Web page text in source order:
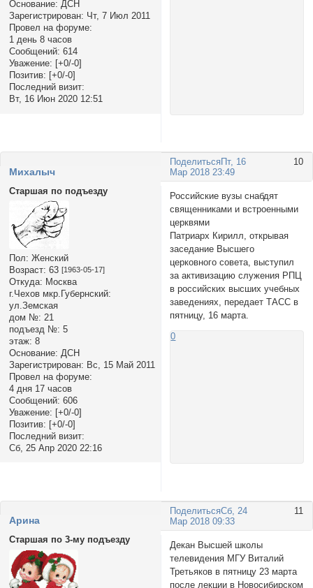
Основание: ДСН
Зарегистрирован: Чт, 7 Июл 2011
Провел на форуме:
1 день 8 часов
Сообщений: 614
Уважение: [+0/-0]
Позитив: [+0/-0]
Последний визит:
Вт, 16 Июн 2020 12:51
Поделиться 10
Пт, 16
Мар 2018 23:49
Михалыч
Старшая по подъезду
Пол: Женский
Возраст: 63 [1963-05-17]
Откуда: Москва
г.Чехов мкр.Губернский:
ул.Земская
дом №: 21
подъезд №: 5
этаж: 8
Основание: ДСН
Зарегистрирован: Вс, 15 Май 2011
Провел на форуме:
4 дня 17 часов
Сообщений: 606
Уважение: [+0/-0]
Позитив: [+0/-0]
Последний визит:
Сб, 25 Апр 2020 22:16
Российские вузы снабдят
священниками и встроенными
церквями
Патриарх Кирилл, открывая
заседание Высшего
церковного совета, выступил
за активизацию служения РПЦ
в российских высших учебных
заведениях, передает ТАСС в
пятницу, 16 марта.
0
Поделиться 11
Сб, 24
Мар 2018 09:33
Арина
Старшая по 3-му подъезду
Декан Высшей школы
телевидения МГУ Виталий
Третьяков в пятницу 23 марта
после лекции в Новосибирском